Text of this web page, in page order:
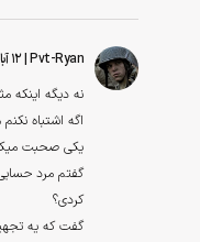
Pvt-Ryan | ۱۲ آبان ۱۳۹۹
نه دیگه اینکه
اگه اشتباه
یکی صحبت
گفتم مرد
کردی؟
گفت که یه